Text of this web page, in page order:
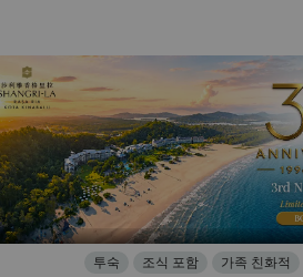
투숙 조식 포함 가족 친화적